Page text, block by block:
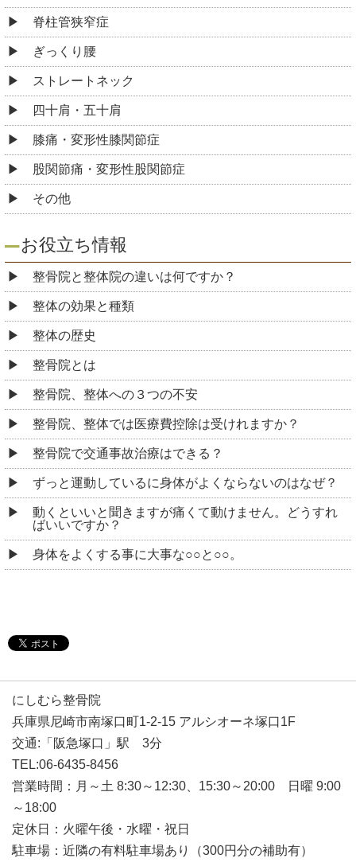
脊柱管狭窄症
ぎっくり腰
ストレートネック
四十肩・五十肩
膝痛・変形性膝関節症
股関節痛・変形性股関節症
その他
お役立ち情報
整骨院と整体院の違いは何ですか？
整体の効果と種類
整体の歴史
整骨院とは
整骨院、整体への３つの不安
整骨院、整体では医療費控除は受けれますか？
整骨院で交通事故治療はできる？
ずっと運動しているに身体がよくならないのはなぜ？
動くといいと聞きますが痛くて動けません。どうすれ
ばいいですか？
身体をよくする事に大事な○○と○○。
にしむら整骨院
兵庫県尼崎市南塚口町1-2-15 アルシオーネ塚口1F
交通:「阪急塚口」駅 3分
TEL:06-6435-8456
営業時間：月～土 8:30～12:30、15:30～20:00 日曜 9:00
～18:00
定休日：火曜午後・水曜・祝日
駐車場：近隣の有料駐車場あり（300円分の補助有）